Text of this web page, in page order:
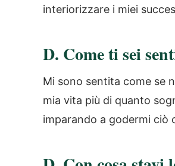
interiorizzare i miei
D. Come ti sei
Mi sono sentita come se
mia vita più di quanto
imparando a godermi ciò